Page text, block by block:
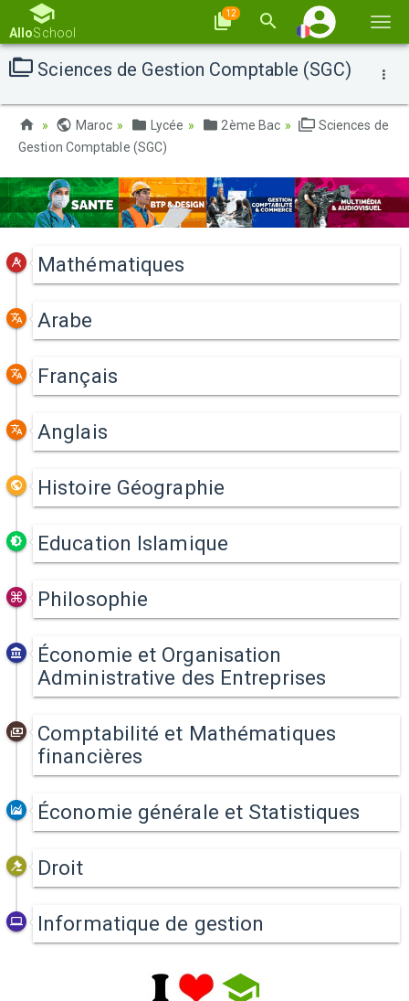
la
AlloSchool
12
Sciences de Gestion Comptable (SGC)
Maroc Lycée 2ème Bac
Sciences de
Gestion Comptable (SGC)
Mathématiques
Arabe
Français
Anglais
Histoire Géographie
Education Islamique
Philosophie
Économie et Organisation
Administrative des Entreprises
Comptabilité et Mathématiques
financières
Économie générale et Statistiques
Droit
Informatique de gestion